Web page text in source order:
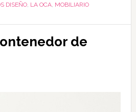
DISEÑO, LA OCA, MOBILIARIO
de